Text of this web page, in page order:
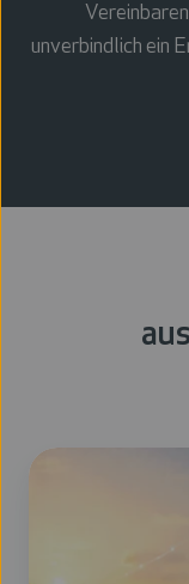
unverbindlich ein
Agentic